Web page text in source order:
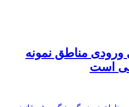
ورودی مناطق نمونه
است